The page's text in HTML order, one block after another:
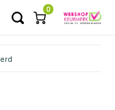
0